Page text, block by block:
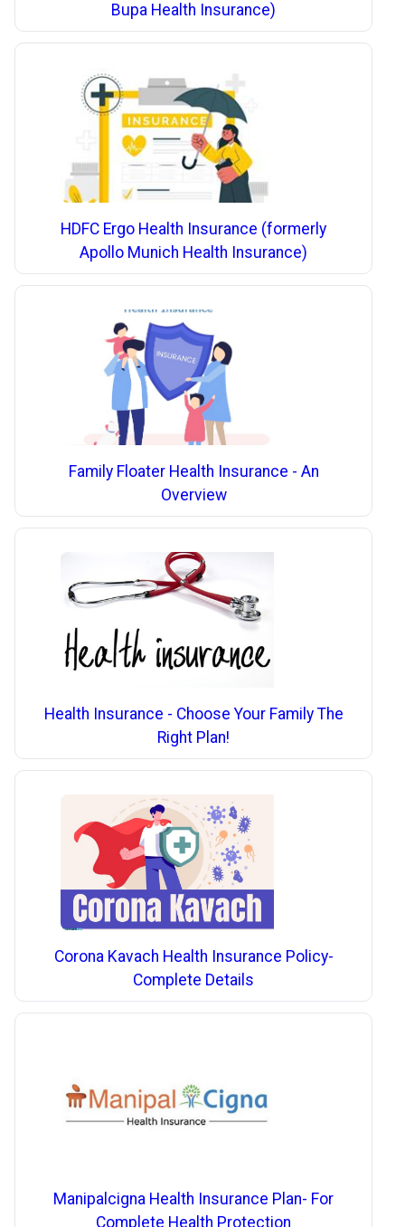
Bupa Health Insurance)
HDFC Ergo Health Insurance (formerly
Apollo Munich Health Insurance)
Family Floater Health Insurance - An
Overview
Health Insurance - Choose Your Family The
Right Plan!
Corona Kavach Health Insurance Policy-
Complete Details
Manipalcigna Health Insurance Plan- For
Complete Health Protection